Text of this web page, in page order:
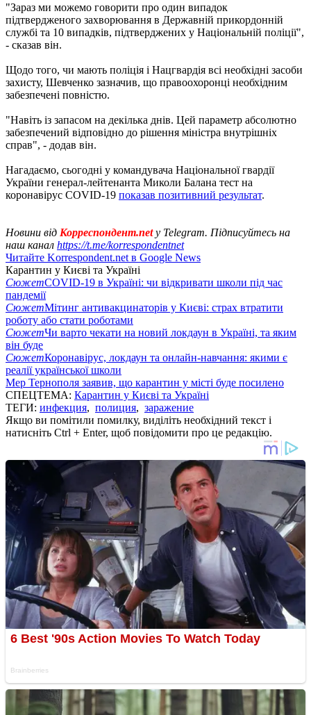
"Зараз ми можемо говорити про один випадок
підтвердженого захворювання в Державній прикордонній
службі та 10 випадків, підтверджених у Національній поліції",
- сказав він.
Щодо того, чи мають поліція і Нацгвардія всі необхідні засоби
захисту, Шевченко зазначив, що правоохоронці необхідним
забезпечені повністю.
"Навіть із запасом на декілька днів. Цей параметр абсолютно
забезпечений відповідно до рішення міністра внутрішніх
справ", - додав він.
Нагадаємо, сьогодні у командувача Національної гвардії
України генерал-лейтенанта Миколи Балана тест на
коронавірус COVID-19 показав позитивний результат.
Новини від Корреспондент.netу Telegram. Підписуйтесь на
наш канал https://t.me/korrespondentnet
Читайте Korrespondent.net в Google News
Карантин у Києві та Україні
СюжетCOVID-19 в Україні: чи відкривати школи під час
пандемії
СюжетМітинг антивакцинаторів у Києві: страх втратити
роботу або стати роботами
СюжетЧи варто чекати на новий локдаун в Україні, та яким
він буде
СюжетКоронавірус, локдаун та онлайн-навчання: якими є
реалії української школи
Мер Тернополя заявив, що карантин у місті буде посилено
СПЕЦТЕМА: Карантин у Києві та Україні
ТЕГИ: инфекция, полиция, заражение
Якщо ви помітили помилку, виділіть необхідний текст і
натисніть Ctrl + Enter, щоб повідомити про це редакцію.